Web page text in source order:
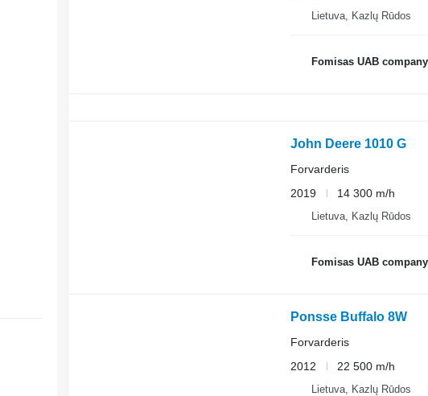
Lietuva, Kazlų Rūdos
Fomisas UAB company
John Deere 1010 G
Forvarderis
2019
14 300 m/h
Lietuva, Kazlų Rūdos
Fomisas UAB company
Ponsse Buffalo 8W
Forvarderis
2012
22 500 m/h
Lietuva, Kazlų Rūdos